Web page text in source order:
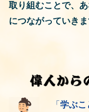
取り組むことで、
につながっていきま
「学ぶこ